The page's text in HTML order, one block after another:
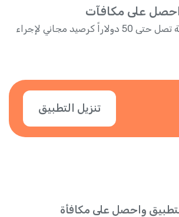
على مكافآت
اكسب مكافآت سهلة تصل حتى 50 دولاراً كرصيد مجاني لإجراء
تنزيل التطبيق
واحصل على مكافأة